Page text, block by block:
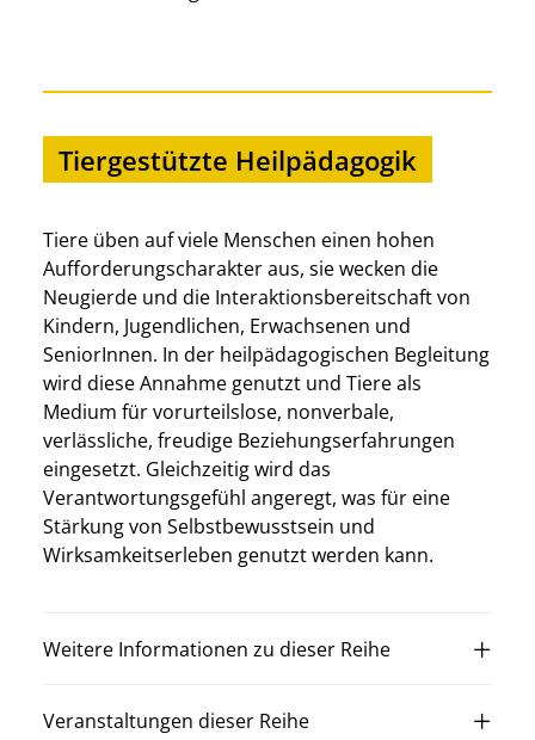
Tiergestützte Heilpädagogik
Tiere üben auf viele Menschen einen hohen
Aufforderungscharakter aus, sie wecken die
Neugierde und die Interaktionsbereitschaft von
Kindern, Jugendlichen, Erwachsenen und
SeniorInnen. In der heilpädagogischen Begleitung
wird diese Annahme genutzt und Tiere als
Medium für vorurteilslose, nonverbale,
verlässliche, freudige Beziehungserfahrungen
eingesetzt. Gleichzeitig wird das
Verantwortungsgefühl angeregt, was für eine
Stärkung von Selbstbewusstsein und
Wirksamkeitserleben genutzt werden kann.
Weitere Informationen zu dieser Reihe
Veranstaltungen dieser Reihe